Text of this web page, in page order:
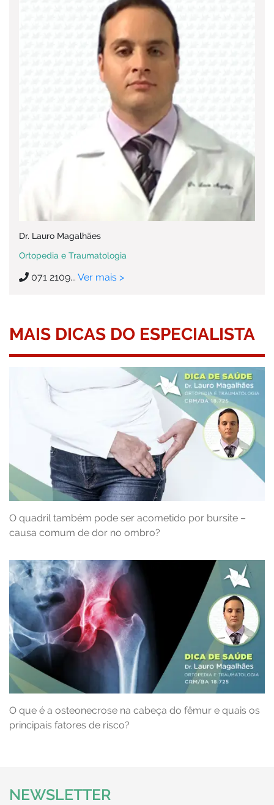
Dr. Lauro Magalhães
Ortopedia e Traumatologia
071 2109... Ver mais >
MAIS DICAS DO ESPECIALISTA
O quadril também pode ser acometido por bursite –
causa comum de dor no ombro?
O que é a osteonecrose na cabeça do fêmur e quais os
principais fatores de risco?
NEWSLETTER